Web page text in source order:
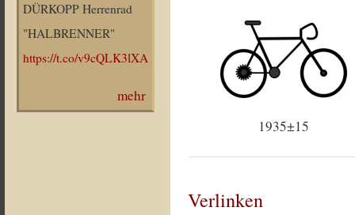
DÜRKOPP Herrenrad
"HALBRENNER"
https://t.co/v9cQLK3lXA
mehr
1935±15
Verlinken